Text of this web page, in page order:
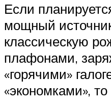
Если
мощный
классическую
плафонами,
«горячими»
«экономками»,